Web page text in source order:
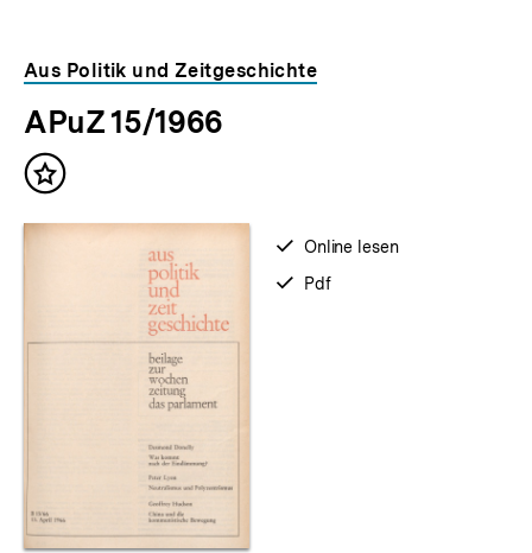
Aus Politik und Zeitgeschichte
APuZ 15/1966
Inhalt
verfügbar
Online lesen
verfügbar
Pdf